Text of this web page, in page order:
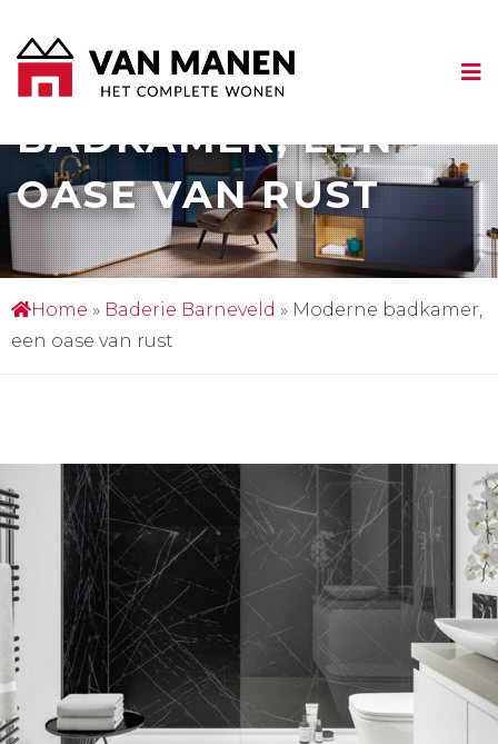
MODERNE
BADKAMER, EEN
OASE VAN RUST
Home » Baderie Barneveld » Moderne badkamer,
een oase van rust